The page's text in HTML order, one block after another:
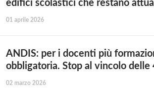
edifici scolastici che restano
01 aprile 2026
ANDIS: per i docenti più
obbligatoria. Stop al vincolo delle
02 marzo 2026